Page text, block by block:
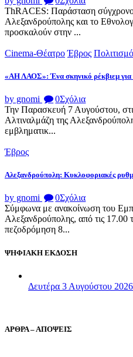
ThRACES: Παράσταση
Αλεξανδρούπολης και το
προσκαλούν στην ...
Cinema-Θέατρο Έβρος
«ΑΗ ΛΑΟΣ»: Ένα σκηνικό ρέκβιεμ για
by gnomi 0Σχόλια
Την Παρασκευή 7 Αυγούστου,
Αλτιναλμάζη της
εμβληματικ...
Έβρος
Αλεξανδρούπολη: Κυκλοφοριακές
by gnomi 0Σχόλια
Σύμφωνα με ανακοίνωση του
Αλεξανδρούπολης, από τις 17.00
πεζοδρόμηση 8...
ΨΗΦΙΑΚΗ ΕΚΔΟΣΗ
Δευτέρα 3 Αυγούστου
ΑΡΘΡΑ – ΑΠΟΨΕΙΣ